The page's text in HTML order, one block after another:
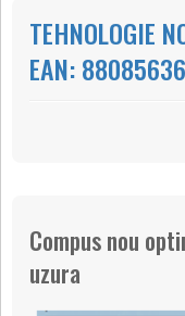
TEHNOLOGIE
EAN:
Compus nou
uzura